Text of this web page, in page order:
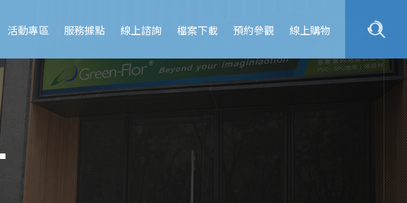
活動專區 服務據點 線上諮詢 檔案下載 預約參觀 線上購物